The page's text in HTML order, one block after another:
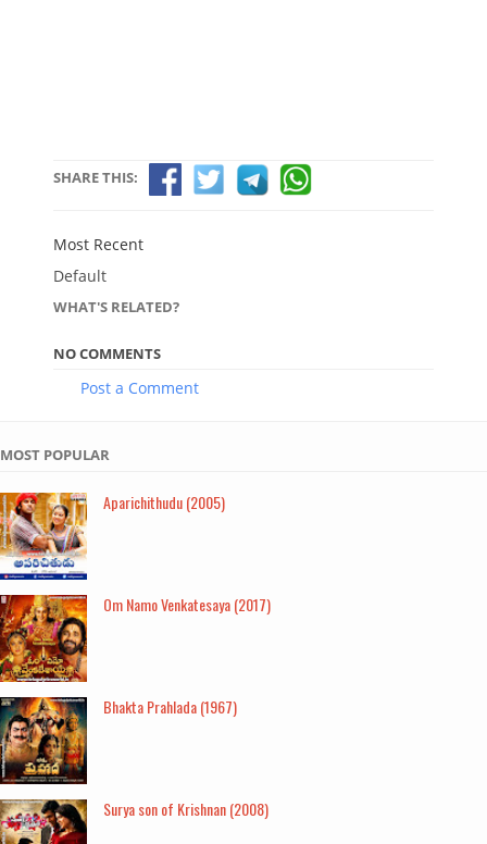
SHARE THIS:
Most Recent
Default
WHAT'S RELATED?
NO COMMENTS
Post a Comment
MOST POPULAR
Aparichithudu (2005)
Om Namo Venkatesaya (2017)
Bhakta Prahlada (1967)
Surya son of Krishnan (2008)